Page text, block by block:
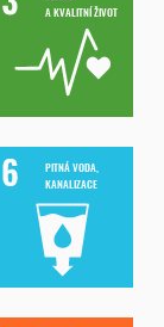
A KVALITNÍ ŽIVOT
PITNÁ VODA,
KANALIZACE